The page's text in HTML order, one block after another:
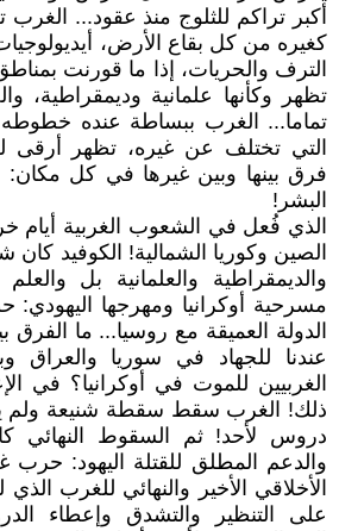
أكبر تراكم للثلوج منذ عقود... الغرب
كغيره من كل بقاع الأرض،
الترف والحريات، إذا ما قورنت
تظهر وكأنها علمانية وديمقراطية،
تماما... الغرب ببساطة عنده خطوطه
التي تختلف عن غيره، تظهر أرقى
فرق بينها وبين غيرها في كل مكان:
البشر!
الذي فُعل في الشعوب الغربية أيام
الصين وكوريا الشمالية! الكوفيد كان
والديمقراطية والعلمانية بل
مسرحية أوكرانيا ومهرجها اليهودي:
الدولة العميقة مع روسيا... ما الفرق
عندنا للجهاد في سوريا والعراق
الغربيين للموت في أوكرانيا؟ في
ذلك! الغرب سقط سقطة شنيعة ولم
دروس لأحد! ثم السقوط
والدعم المطلق للقتلة اليهود:
الأخلاقي الأخير والنهائي للغرب الذي
على التنظير والتشدق وإعطاء